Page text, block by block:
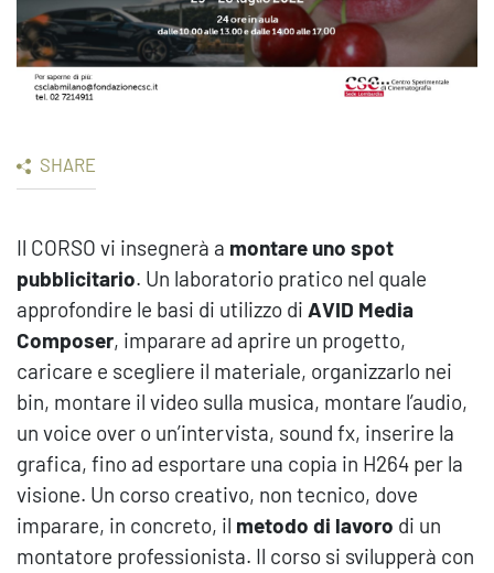
SHARE
Il CORSO vi insegnerà a montare uno spot
pubblicitario. Un laboratorio pratico nel quale
approfondire le basi di utilizzo di AVID Media
Composer, imparare ad aprire un progetto,
caricare e scegliere il materiale, organizzarlo nei
bin, montare il video sulla musica, montare l’audio,
un voice over o un’intervista, sound fx, inserire la
grafica, fino ad esportare una copia in H264 per la
visione. Un corso creativo, non tecnico, dove
imparare, in concreto, il metodo di lavoro di un
montatore professionista. Il corso si svilupperà con